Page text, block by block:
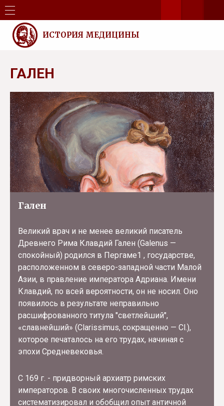
ИСТОРИЯ МЕДИЦИНЫ
ГАЛЕН
Гален
Великий врач и не менее великий писатель
Древнего Рима Клавдий Гален (Galenus —
спокойный) родился в Пергаме1 , государстве,
расположенном в северо-западной части Малой
Азии, в правление императора Адриана. Имени
Клавдий, по всей вероятности, он не носил. Оно
появилось в результате неправильно
расшифрованного титула "светлейший",
«славнейший» (Clarissimus, сокращенно — Cl.),
которое печаталось на его трудах, начиная с
эпохи Средневековья.
С 169 г. - придворный архиатр римских
императоров. В своих многочисленных трудах
систематизировал и обобщил опыт античной